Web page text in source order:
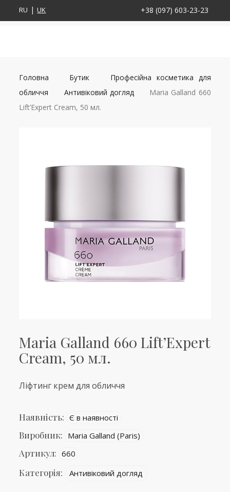
RU UK +38 (097) 603-23-23
Головна Бутик
Професійна косметика для
обличчя
Антивіковий догляд
Maria Galland 660
Lift’Expert Cream, 50 мл.
Maria Galland 660 Lift’Expert
Cream, 50 мл.
Ліфтинг крем для обличчя
Наявність: Є в наявності
Виробник: Maria Galland (Paris)
Артикул: 660
Категорія: Антивіковий догляд